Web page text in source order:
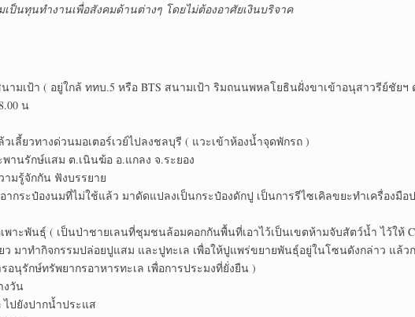
ป็นทุนทำงานเพื่อสังคมด้านต่างๆ โดยไม่ต้องอาศัยเงินบริจาค
ามเป้า ( อยู่ใกล้ ททบ.5 หรือ BTS สนามเป้า ริมถนนพหลโยธินฝั่งขาเข้าอนุสาวรีย์ชัยฯ
น
เลี้ยวทางด่วนมอเตอร์เวย์ไปลงชลบุรี ( แวะเข้าห้องน้ำจุดพักรถ )
านรักษ์แสม ต.เนินฆ้อ อ.แกลง จ.ระยอง
มรู้จักกัน ฟังบรรยาย
ากระป๋องนมที่ไม่ใช้แล้ว มาดัดแปลงเป็นกระป๋องดักปู เป็นการรีไซเคิลขยะทำเครื่องมือ
าะพันธุ์ ( เป็นป่าชายเลนที่ชุมชนล้อมคอกกันพื้นที่เอาไว้เป็นเขตห้ามจับสัตว์น้ำ ไว้ให้
ว มาทำกิจกรรมปล่อยปูแสม และปูทะเล เพื่อให้ปูแพร่ขยายพันธุ์อยู่ในโซนดังกล่าว แล้ว
นุรักษ์ทรัพยากรอาหารทะเล เพื่อการประมงที่ยั่งยืน )
งวัน
ไปยังปากน้ำประแส